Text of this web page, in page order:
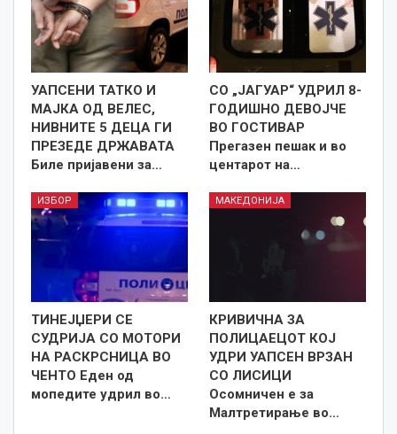
УАПСЕНИ ТАТКО И
МАЈКА ОД ВЕЛЕС,
НИВНИТЕ 5 ДЕЦА ГИ
ПРЕЗЕДЕ ДРЖАВАТА
Биле пријавени за…
СО „ЈАГУАР“ УДРИЛ 8-
ГОДИШНО ДЕВОЈЧЕ
ВО ГОСТИВАР
Прегазен пешак и во
центарот на…
ИЗБОР
ТИНЕЈЏЕРИ СЕ
СУДРИЈА СО МОТОРИ
НА РАСКРСНИЦА ВО
ЧЕНТО Еден од
мопедите удрил во…
МАКЕДОНИЈА
КРИВИЧНА ЗА
ПОЛИЦАЕЦОТ КОЈ
УДРИ УАПСЕН ВРЗАН
СО ЛИСИЦИ
Осомничен е за
Малтретирање во…